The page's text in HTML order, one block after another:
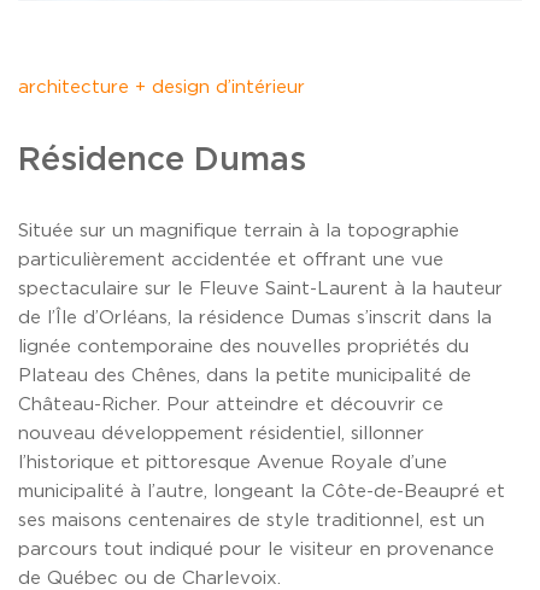
architecture + design d’intérieur
Résidence Dumas
Située sur un magnifique terrain à la topographie
particulièrement accidentée et offrant une vue
spectaculaire sur le Fleuve Saint-Laurent à la hauteur
de l’Île d’Orléans, la résidence Dumas s’inscrit dans la
lignée contemporaine des nouvelles propriétés du
Plateau des Chênes, dans la petite municipalité de
Château-Richer. Pour atteindre et découvrir ce
nouveau développement résidentiel, sillonner
l’historique et pittoresque Avenue Royale d’une
municipalité à l’autre, longeant la Côte-de-Beaupré et
ses maisons centenaires de style traditionnel, est un
parcours tout indiqué pour le visiteur en provenance
de Québec ou de Charlevoix.